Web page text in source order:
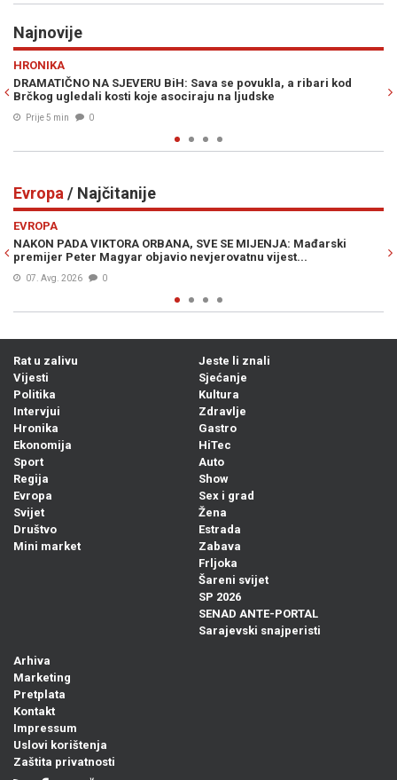
Najnovije
Sava se povukla, a ribari kod
na ljudske
JEZIVA SAOBRAĆAJNA
Hadžića
Evropa / Najčitanije
SVE SE MIJENJA: Mađarski
nevjerovatnu vijest...
ČUDNI DETALJI UDESA
u kombiju Nataše Pirc Musar?!
Rat u zalivu
Vijesti
Politika
Intervjui
Hronika
Ekonomija
Sport
Regija
Evropa
Svijet
Društvo
Mini market
Jeste li znali
Sjećanje
Kultura
Zdravlje
Gastro
HiTec
Auto
Show
Sex i grad
Žena
Estrada
Zabava
Frljoka
Šareni svijet
SP 2026
SENAD ANTE-PORTAL
Sarajevski snajperisti
Arhiva
Marketing
Pretplata
Kontakt
Impressum
Uslovi korištenja
Zaštita privatnosti